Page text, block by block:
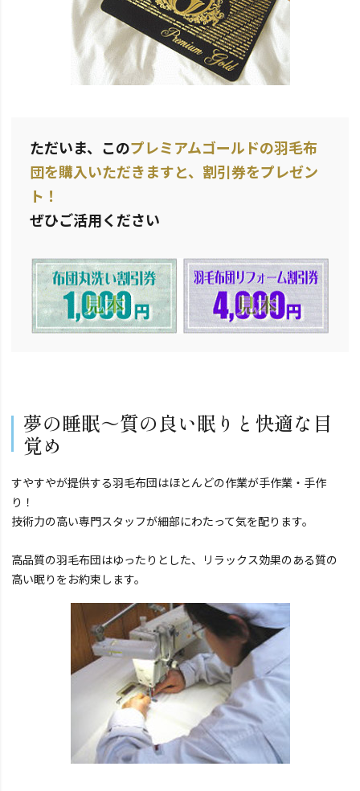
ただいま、このプレミアムゴールドの羽毛布
団を購入いただきますと、割引券をプレゼン
ト！
ぜひご活用ください
夢の睡眠～質の良い眠りと快適な目
覚め
すやすやが提供する羽毛布団はほとんどの作業が手作業・手作
り！
技術力の高い専門スタッフが細部にわたって気を配ります。
高品質の羽毛布団はゆったりとした、リラックス効果のある質の
高い眠りをお約束します。